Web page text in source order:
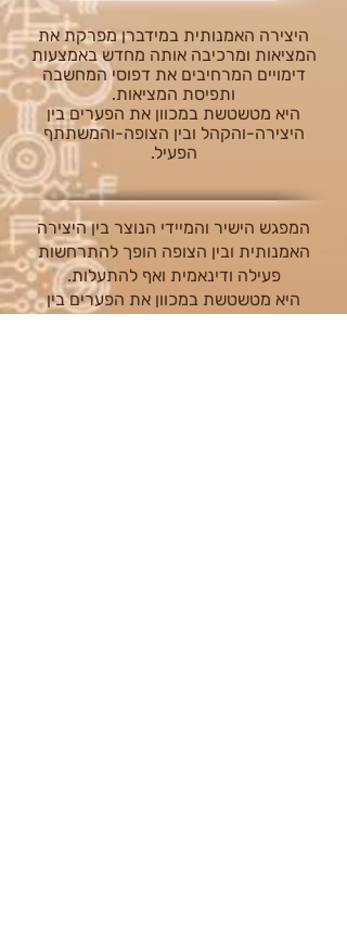
היצירה האמנותית במידברן מפרקת את
המציאות ומרכיבה אותה מחדש באמצעות
דימויים המרחיבים את דפוסי המחשבה
ותפיסת המציאות.
היא מטשטשת במכוון את הפערים בין
היצירה-והקהל ובין הצופה-והמשתתף
הפעיל.
המפגש הישיר והמיידי הנוצר בין היצירה
האמנותית ובין הצופה הופך להתרחשות
פעילה ודינאמית ואףלהתעלות.
היא מטשטשת במכוון את הפערים בין